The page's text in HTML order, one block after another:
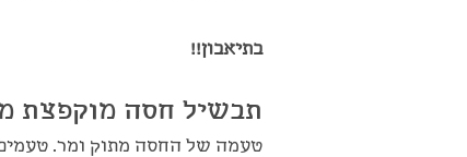
בתיאבון!!
תבשיל חסה מוקפצת
טעמה של החסה מתוק ומר. טעמים